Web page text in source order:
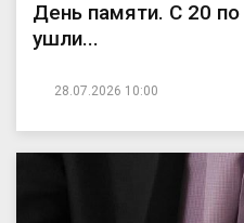
День памяти. С 20
ушли...
28.07.2026 10:00